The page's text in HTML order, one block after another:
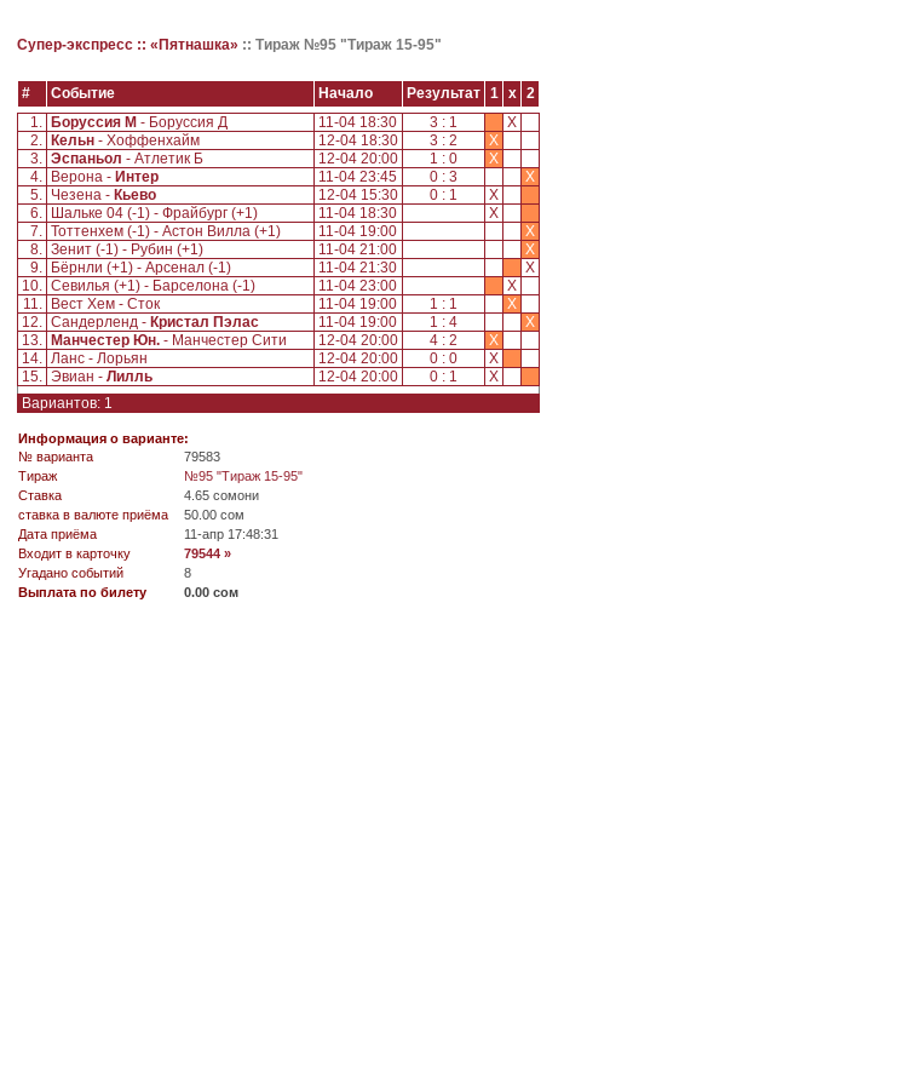
Супер-экспресс :: «Пятнашка» :: Тираж №95 "Тираж 15-95"
# Событие Начало Результат 1 x
2
1.
Боруссия М - Боруссия Д 11-04 18:30 3 : 1
X
2.
Кельн - Хоффенхайм 12-04 18:30 3 : 2
X
3. Эспаньол - Атлетик Б 12-04 20:00 1 : 0
X
4.
Верона - Интер 11-04 23:45 0 : 3
X
5. Чезена - Кьево 12-04 15:30 0 : 1
X
6.
Шальке 04 (-1) - Фрайбург (+1) 11-04 18:30
X
7. Тоттенхем (-1) - Астон Вилла (+1) 11-04 19:00
X
8. Зенит (-1) - Рубин (+1) 11-04 21:00
X
9.
Бёрнли (+1) - Арсенал (-1) 11-04 21:30
X
10. Севилья (+1) - Барселона (-1) 11-04 23:00
X
11.
Вест Хем - Сток 11-04 19:00 1 : 1
X
12. Сандерленд - Кристал Пэлас 11-04 19:00 1 : 4
X
13.
Манчестер Юн. - Манчестер Сити 12-04 20:00 4 : 2
X
14. Ланс - Лорьян 12-04 20:00 0 : 0
X
15. Эвиан - Лилль 12-04 20:00 0 : 1
X
Вариантов: 1
Информация о варианте:
№ варианта
79583
Tираж
№95 "Тираж 15-95"
Ставка
4.65 сомони
ставка в валюте приёма
50.00 сом
Дата приёма
11-апр 17:48:31
Входит в карточку
79544 »
Угадано событий
8
Выплата по билету
0.00 сом